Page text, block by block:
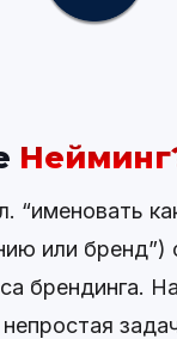
“именовать
или бренд”)
брендинга.